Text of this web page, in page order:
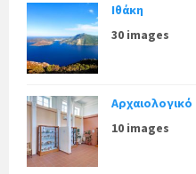
Ιθάκη
30 images
10 images